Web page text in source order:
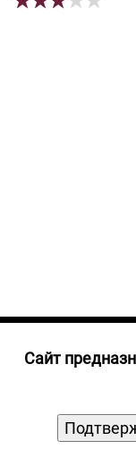
Прочие
Продукты, Посуда,
Cайт